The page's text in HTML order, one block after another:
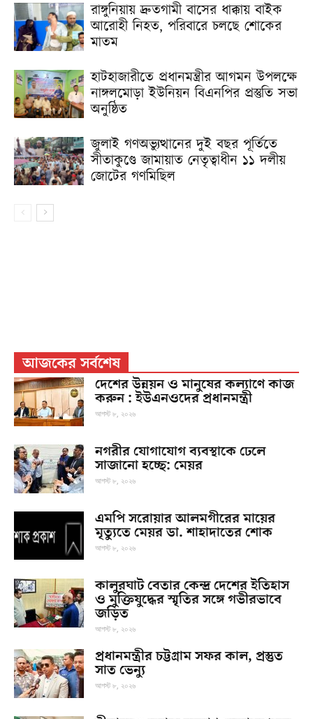
রাঙ্গুনিয়ায় দ্রুতগামী বাসের ধাক্কায় বাইক
আরোহী নিহত, পরিবারে চলছে শোকের
মাতম
হাটহাজারীতে প্রধানমন্ত্রীর আগমন উপলক্ষে
নাঙ্গলমোড়া ইউনিয়ন বিএনপির প্রস্তুতি সভা
অনুষ্ঠিত
জুলাই গণঅভ্যুত্থানের দুই বছর পূর্তিতে
সীতাকুণ্ডে জামায়াত নেতৃত্বাধীন ১১ দলীয়
জোটের গণমিছিল
আজকের সর্বশেষ
দেশের উন্নয়ন ও মানুষের কল্যাণে কাজ
করুন : ইউএনওদের প্রধানমন্ত্রী
আগস্ট ৮, ২০২৬
নগরীর যোগাযোগ ব্যবস্থাকে ঢেলে
সাজানো হচ্ছে: মেয়র
আগস্ট ৮, ২০২৬
এমপি সরোয়ার আলমগীরের মায়ের
মৃত্যুতে মেয়র ডা. শাহাদাতের শোক
আগস্ট ৮, ২০২৬
কালুরঘাট বেতার কেন্দ্র দেশের ইতিহাস
ও মুক্তিযুদ্ধের স্মৃতির সঙ্গে গভীরভাবে
জড়িত
আগস্ট ৮, ২০২৬
প্রধানমন্ত্রীর চট্টগ্রাম সফর কাল, প্রস্তুত
সাত ভেন্যু
আগস্ট ৮, ২০২৬